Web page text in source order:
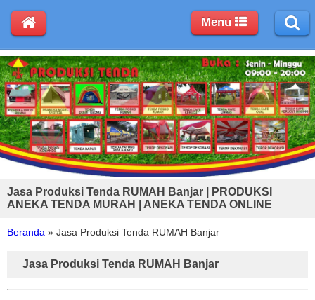
Jasa Produksi Tenda RUMAH Banjar | PRODUKSI
ANEKA TENDA MURAH | ANEKA TENDA ONLINE
Beranda » Jasa Produksi Tenda RUMAH Banjar
Jasa Produksi Tenda RUMAH Banjar
Menu